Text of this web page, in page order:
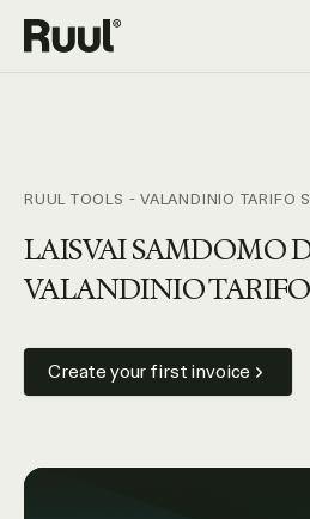
Ruul pradžia
RUUL TOOLS - VALANDINIO TARIFO
LAISVAI SAMDOMO
VALANDINIO
Create your first invoice